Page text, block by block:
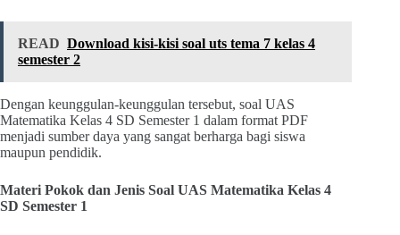
READ Download kisi-kisi soal uts tema 7 kelas 4
semester 2
Dengan keunggulan-keunggulan tersebut, soal UAS
Matematika Kelas 4 SD Semester 1 dalam format PDF
menjadi sumber daya yang sangat berharga bagi siswa
maupun pendidik.
Materi Pokok dan Jenis Soal UAS Matematika Kelas 4
SD Semester 1